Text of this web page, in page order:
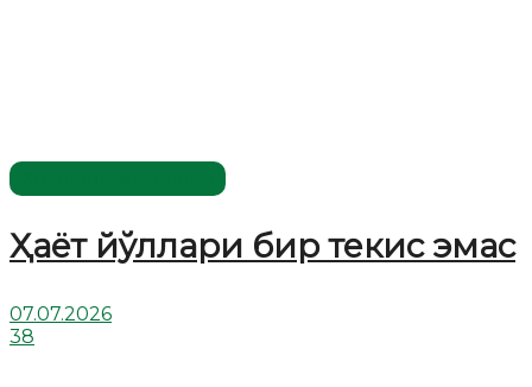
Ҳаёт йўллари бир текис эмас
07.07.2026
38